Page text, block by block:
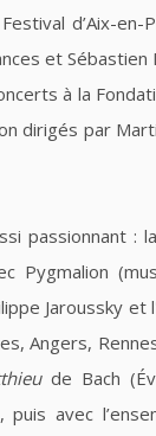
d’Aix-
et
à la
dirigés par
passionnant : la
Pygmalion
Jaroussky
Angers,
de Bach
puis avec